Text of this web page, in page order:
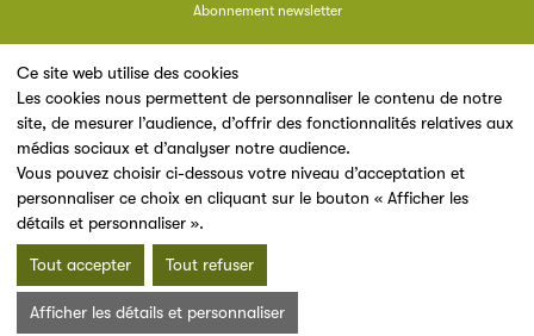
Ce site web utilise des cookies
Les cookies nous permettent de personnaliser le contenu de notre
site, de mesurer l’audience, d’offrir des fonctionnalités relatives aux
médias sociaux et d’analyser notre audience.
Vous pouvez choisir ci-dessous votre niveau d’acceptation et
personnaliser ce choix en cliquant sur le bouton « Afficher les
détails et personnaliser ».
Tout accepter Tout refuser
Afficher les détails et personnaliser
Abonnement newsletter
Un site du
Mentions légales & Conditions d’utilisation
Charte cookies